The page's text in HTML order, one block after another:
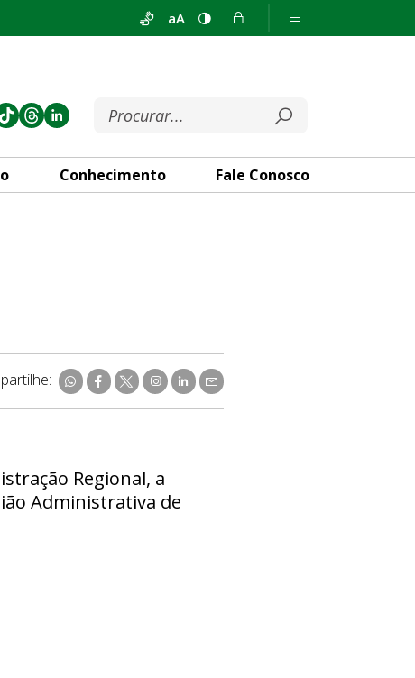
aA
Conhecimento Fale Conosco
Regional, a
Administrativa de